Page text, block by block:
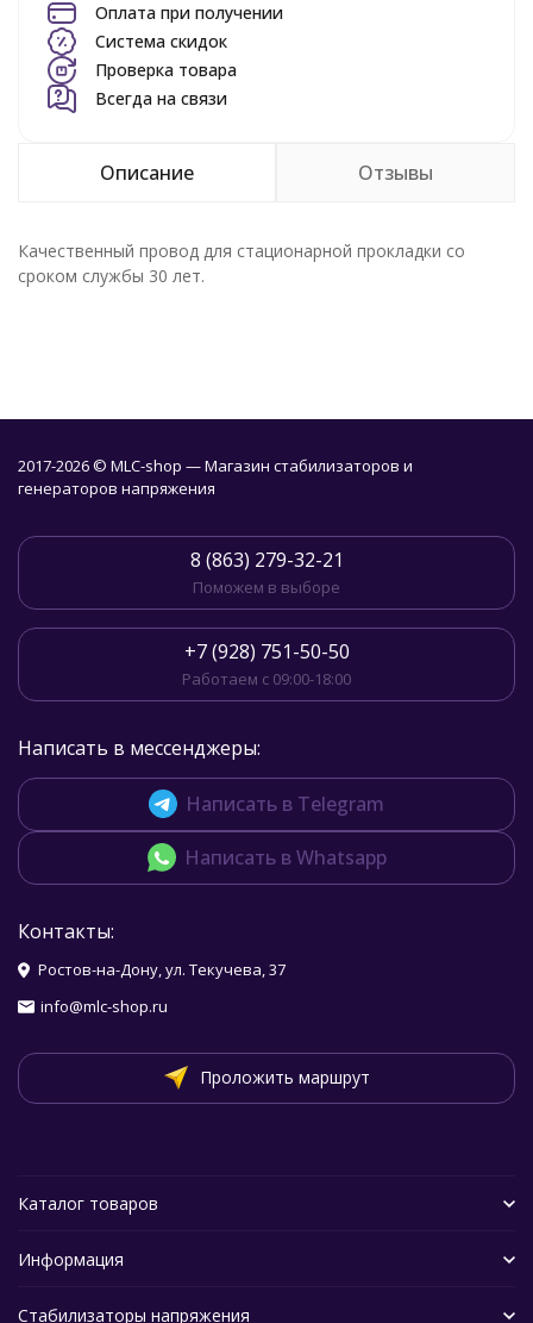
Оплата при получении
Система скидок
Проверка товара
Всегда на связи
Описание Отзывы
Качественный провод для стационарной прокладки со
сроком службы 30 лет.
2017-2026 © MLC-shop — Магазин стабилизаторов и
генераторов напряжения
8 (863) 279-32-21
Поможем в выборе
+7 (928) 751-50-50
Работаем с 09:00-18:00
Написать в мессенджеры:
Написать в Telegram
Написать в Whatsapp
Контакты:
Ростов-на-Дону, ул. Текучева, 37
info@mlc-shop.ru
Проложить маршрут
Каталог товаров
Информация
Стабилизаторы напряжения